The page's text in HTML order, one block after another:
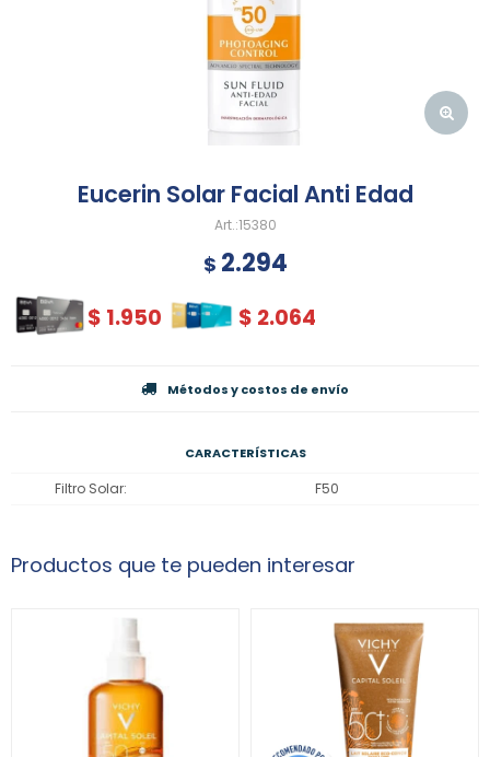
Eucerin Solar Facial Anti Edad
15380
$ 2.294
$ 1.950 $ 2.064
Métodos y costos de envío
CARACTERÍSTICAS
Filtro Solar F50
Productos que te pueden interesar